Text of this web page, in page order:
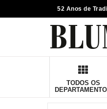
52 Anos de
×
Organização
TODOS OS